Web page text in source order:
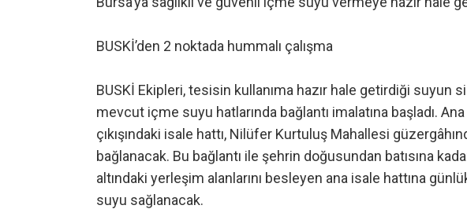
BUSKİ’den 2 noktada hummalı çalışma
BUSKİ Ekipleri, tesisin kullanıma hazır hale getirdiği
mevcut içme suyu hatlarında bağlantı imalatına başladı.
çıkışındaki isale hattı, Nilüfer Kurtuluş Mahallesi
bağlanacak. Bu bağlantı ile şehrin doğusundan batısına
altındaki yerleşim alanlarını besleyen ana isale hattına
suyu sağlanacak.